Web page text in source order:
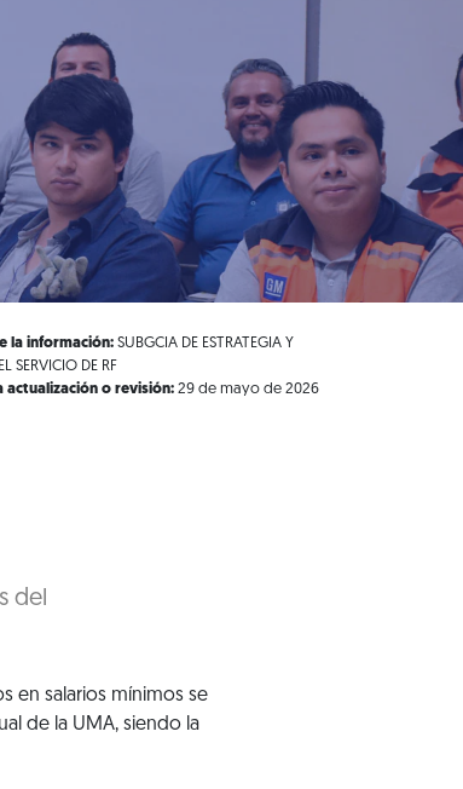
la información: SUBGCIA DE ESTRATEGIA Y
SERVICIO DE RF
actualización o revisión: 29 de mayo de 2026
del
en salarios mínimos se
de la UMA, siendo la